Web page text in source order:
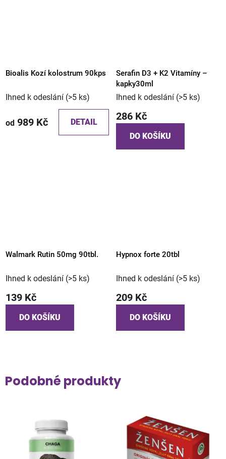
Bioalis Kozí kolostrum 90kps
Ihned k odeslání (>5 ks)
od 989 Kč DETAIL
Serafin D3 + K2 Vitamíny –
kapky30ml
Ihned k odeslání (>5 ks)
286 Kč
DO KOŠÍKU
Walmark Rutin 50mg 90tbl.
Ihned k odeslání (>5 ks)
139 Kč
DO KOŠÍKU
Hypnox forte 20tbl
Ihned k odeslání (>5 ks)
209 Kč
DO KOŠÍKU
Podobné produkty